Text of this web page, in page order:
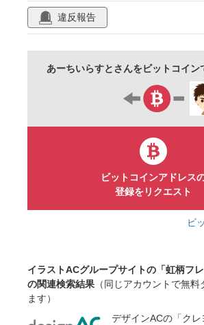
違反報告
あーちいらすとさんをビットコイン
ビットコインアドレス
登録をリクエスト
ビ
イラストACグループサイトの「虹柄フレ
の関連検索結果 （同じアカウントで無
ます）
デザインACの「ク